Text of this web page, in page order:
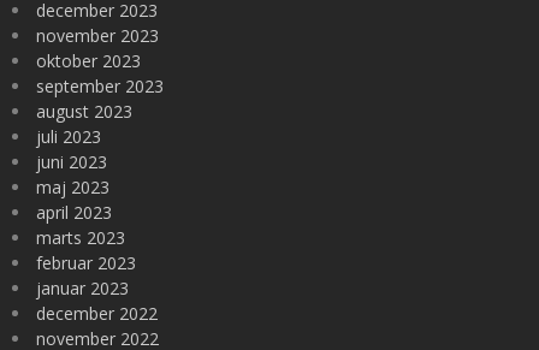
december 2023
november 2023
oktober 2023
september 2023
august 2023
juli 2023
juni 2023
maj 2023
april 2023
marts 2023
februar 2023
januar 2023
december 2022
november 2022